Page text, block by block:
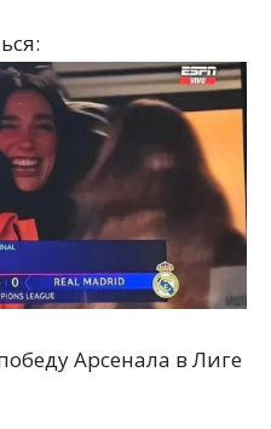
Арсенала в Лиге